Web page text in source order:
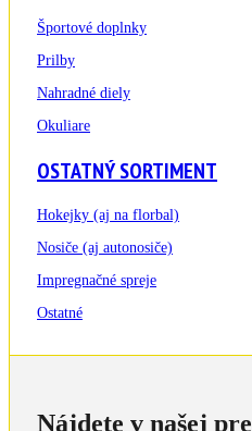
Športové doplnky
Prilby
Nahradné diely
Okuliare
OSTATNÝ SORTIMENT
Hokejky (aj na florbal)
Nosiče (aj autonosiče)
Impregnačné spreje
Ostatné
Nájdete v našej